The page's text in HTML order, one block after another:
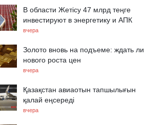
В области Жетісу 47 млрд теңге
инвестируют в энергетику и АПК
вчера
Золото вновь на подъеме: ждать ли
нового роста цен
вчера
Қазақстан авиаотын тапшылығын
қалай еңсереді
вчера